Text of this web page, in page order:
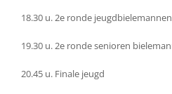
18.30 u. 2e ronde jeugdbielemannen
19.30 u. 2e ronde senioren
20.45 u. Finale jeugd